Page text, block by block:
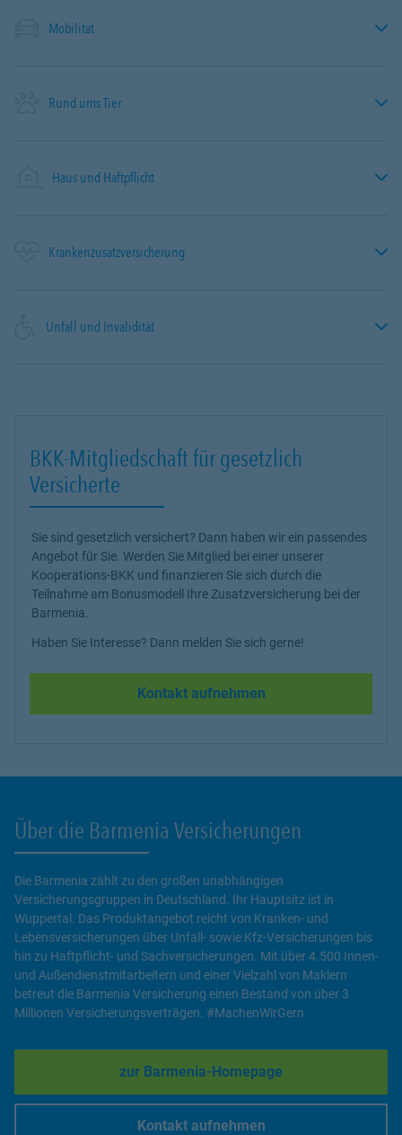
Mobilität
Rund ums Tier
Haus und Haftpflicht
Krankenzusatzversicherung
Unfall und Invalidität
BKK-Mitgliedschaft für gesetzlich
Versicherte
Sie sind gesetzlich versichert? Dann haben wir ein passendes
Angebot für Sie. Werden Sie Mitglied bei einer unserer
Kooperations-BKK und finanzieren Sie sich durch die
Teilnahme am Bonusmodell Ihre Zusatzversicherung bei der
Barmenia.
Haben Sie Interesse? Dann melden Sie sich gerne!
Kontakt aufnehmen
Über die Barmenia Versicherungen
Die Barmenia zählt zu den großen unabhängigen
Versicherungsgruppen in Deutschland. Ihr Hauptsitz ist in
Wuppertal. Das Produktangebot reicht von Kranken- und
Lebensversicherungen über Unfall- sowie Kfz-Versicherungen bis
hin zu Haftpflicht- und Sachversicherungen. Mit über 4.500 Innen-
und Außendienstmitarbeitern und einer Vielzahl von Maklern
betreut die Barmenia Versicherung einen Bestand von über 3
Millionen Versicherungsverträgen. #MachenWirGern
zur Barmenia-Homepage
Link Opens in New Tab
Kontakt aufnehmen